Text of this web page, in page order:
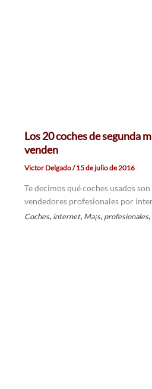
Los 20 coches de segunda
venden
Victor Delgado/15 de julio de 2016
Te decimos qué coches usados
vendedores profesionales por
Coches, internet, Ma¡s, profesionales,